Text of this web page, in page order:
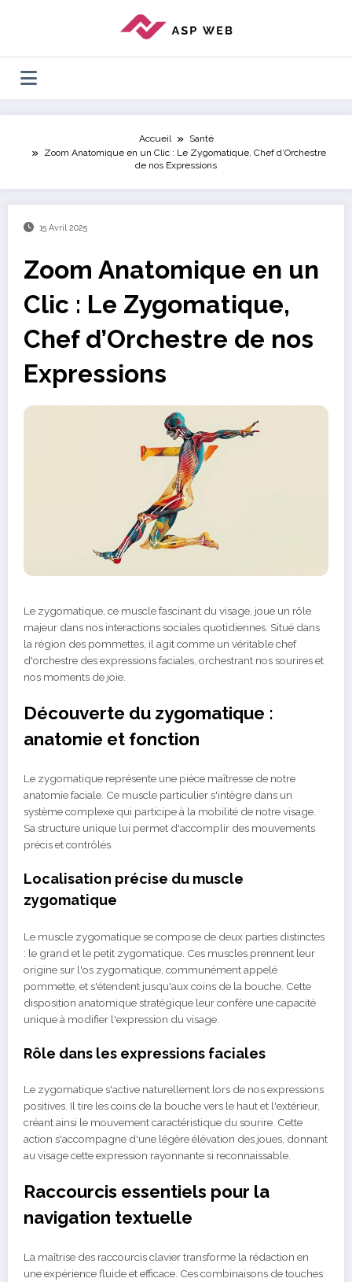
Accueil
Santé
Zoom Anatomique en un Clic : Le Zygomatique, Chef d’Orchestre
de nos Expressions
15 Avril 2025
Zoom Anatomique en un
Clic : Le Zygomatique,
Chef d’Orchestre de nos
Expressions
Le zygomatique, ce muscle fascinant du visage, joue un rôle
majeur dans nos interactions sociales quotidiennes. Situé dans
la région des pommettes, il agit comme un véritable chef
d'orchestre des expressions faciales, orchestrant nos sourires et
nos moments de joie.
Découverte du zygomatique :
anatomie et fonction
Le zygomatique représente une pièce maîtresse de notre
anatomie faciale. Ce muscle particulier s'intègre dans un
système complexe qui participe à la mobilité de notre visage.
Sa structure unique lui permet d'accomplir des mouvements
précis et contrôlés.
Localisation précise du muscle
zygomatique
Le muscle zygomatique se compose de deux parties distinctes
: le grand et le petit zygomatique. Ces muscles prennent leur
origine sur l'os zygomatique, communément appelé
pommette, et s'étendent jusqu'aux coins de la bouche. Cette
disposition anatomique stratégique leur confère une capacité
unique à modifier l'expression du visage.
Rôle dans les expressions faciales
Le zygomatique s'active naturellement lors de nos expressions
positives. Il tire les coins de la bouche vers le haut et l'extérieur,
créant ainsi le mouvement caractéristique du sourire. Cette
action s'accompagne d'une légère élévation des joues, donnant
au visage cette expression rayonnante si reconnaissable.
Raccourcis essentiels pour la
navigation textuelle
La maîtrise des raccourcis clavier transforme la rédaction en
une expérience fluide et efficace. Ces combinaisons de touches